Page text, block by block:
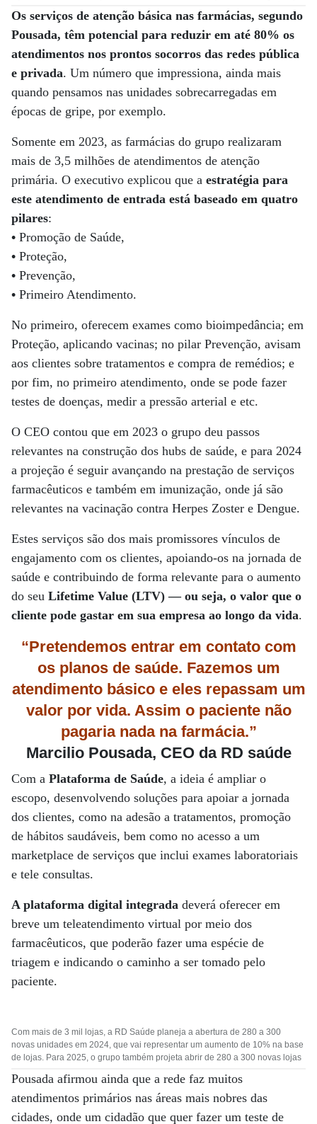
Os serviços de atenção básica nas farmácias, segundo
Pousada, têm potencial para reduzir em até 80% os
atendimentos nos prontos socorros das redes pública
e privada. Um número que impressiona, ainda mais
quando pensamos nas unidades sobrecarregadas em
épocas de gripe, por exemplo.
Somente em 2023, as farmácias do grupo realizaram
mais de 3,5 milhões de atendimentos de atenção
primária. O executivo explicou que a estratégia para
este atendimento de entrada está baseado em quatro
pilares:
• Promoção de Saúde,
• Proteção,
• Prevenção,
• Primeiro Ate­ndimento.
No primeiro, oferecem exames como bioimpedância; em
Proteção, aplicando vacinas; no pilar Prevenção, avisam
aos clientes sobre tratamentos e compra de remédios; e
por fim, no primeiro atendimento, onde se pode fazer
testes de doenças, medir a pressão arterial e etc.
O CEO contou que em 2023 o grupo deu passos
relevantes na construção dos hubs de saúde, e para 2024
a projeção é seguir avançando na prestação de serviços
farmacêuticos e também em imunização, onde já são
relevantes na vacinação contra Herpes Zoster e Dengue.
Estes serviços são dos mais promissores vínculos de
engajamento com os clientes, apoiando-os na jornada de
saúde e contribuindo de forma relevante para o aumento
do seu Lifetime Value (LTV) — ou seja, o valor que o
cliente pode gastar em sua empresa ao longo da vida.
“Pretendemos entrar em contato com
os planos de saúde. Fazemos um
atendimento básico e eles repassam um
valor por vida. Assim o paciente não
pagaria nada na farmácia.”
Marcilio Pousada, CEO da RD saúde
Com a Plataforma de Saúde, a ideia é ampliar o
escopo, desenvolvendo soluções para apoiar a jornada
dos clientes, como na adesão a tratamentos, promoção
de hábitos saudáveis, bem como no acesso a um
marketplace de serviços que inclui exames laboratoriais
e tele consultas.
A plataforma digital integrada deverá oferecer em
breve um teleatendimento virtual por meio dos
farmacêuticos, que poderão fazer uma espécie de
triagem e indicando o caminho a ser tomado pelo
paciente.
Com mais de 3 mil lojas, a RD Saúde planeja a abertura de 280 a 300
novas unidades em 2024, que vai representar um aumento de 10% na base
de lojas. Para 2025, o grupo também projeta abrir de 280 a 300 novas lojas
Pousada afirmou ainda que a rede faz muitos
atendimentos primários nas áreas mais nobres das
cidades, onde um cidadão que quer fazer um teste de